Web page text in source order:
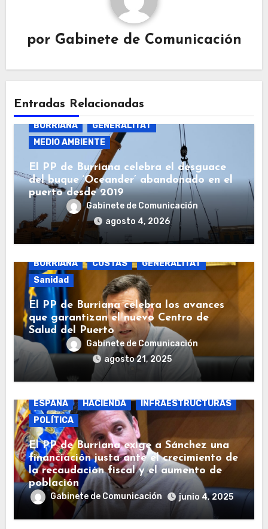
por Gabinete de Comunicación
Entradas Relacionadas
BURRIANA
GENERALITAT
MEDIO AMBIENTE
El PP de Burriana celebra el desguace
del buque ‘Oceander’ abandonado en el
puerto desde 2019
Gabinete de Comunicación
agosto 4, 2026
BURRIANA COSTAS
GENERALITAT
Sanidad
El PP de Burriana celebra los avances
que garantizan el nuevo Centro de
Salud del Puerto
Gabinete de Comunicación
agosto 21, 2025
ESPAÑA
HACIENDA
INFRAESTRUCTURAS
POLÍTICA
El PP de Burriana exige a Sánchez una
financiación justa ante el crecimiento de
la recaudación fiscal y el aumento de
población
Gabinete de Comunicación junio 4, 2025